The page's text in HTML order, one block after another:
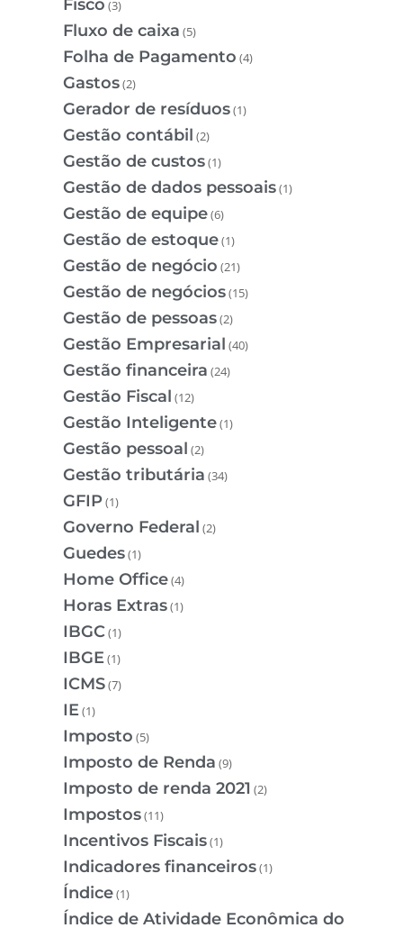
Fisco (3)
Fluxo de caixa (5)
Folha de Pagamento (4)
Gastos(2)
Gerador de resíduos(1)
Gestão contábil (2)
Gestão de custos(1)
Gestão de dados pessoais(1)
Gestão de equipe(6)
Gestão de estoque(1)
Gestão de negócio (21)
Gestão de negócios(15)
Gestão de pessoas(2)
Gestão Empresarial (40)
Gestão financeira (24)
Gestão Fiscal (12)
Gestão Inteligente(1)
Gestão pessoal (2)
Gestão tributária (34)
GFIP(1)
Governo Federal (2)
Guedes(1)
Home Office(4)
Horas Extras(1)
IBGC(1)
IBGE(1)
ICMS(7)
IE(1)
Imposto (5)
Imposto de Renda (9)
Imposto de renda 2021 (2)
Impostos(11)
Incentivos Fiscais(1)
Indicadores financeiros(1)
Índice(1)
Índice de Atividade Econômica do